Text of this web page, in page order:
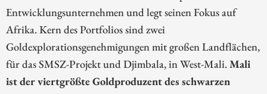
Entwicklungsunternehmen und legt seinen Fokus auf
Afrika. Kern des Portfolios sind zwei
Goldexplorationsgenehmigungen mit großen Landflächen,
für das SMSZ-Projekt und Djimbala, in West-Mali.Mali
ist der viertgrößte Goldproduzent des schwarzen